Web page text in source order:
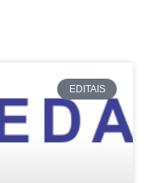
EDITAIS